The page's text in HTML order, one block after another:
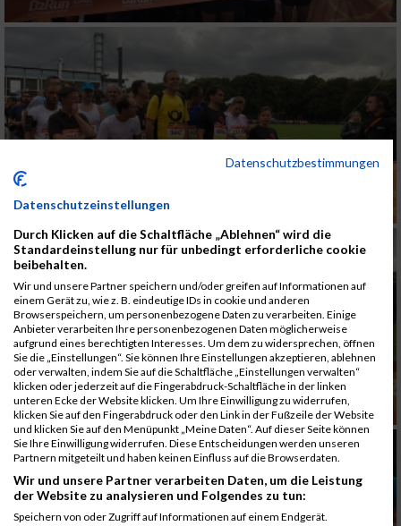
Datenschutzbestimmungen
Datenschutzeinstellungen
Durch Klicken auf die Schaltfläche „Ablehnen“ wird die
Standardeinstellung nur für unbedingt erforderliche cookie
beibehalten.
Wir und unsere Partner speichern und/oder greifen auf Informationen auf
einem Gerät zu, wie z. B. eindeutige IDs in cookie und anderen
Browserspeichern, um personenbezogene Daten zu verarbeiten. Einige
Anbieter verarbeiten Ihre personenbezogenen Daten möglicherweise
aufgrund eines berechtigten Interesses. Um dem zu widersprechen, öffnen
Sie die „Einstellungen“. Sie können Ihre Einstellungen akzeptieren, ablehnen
oder verwalten, indem Sie auf die Schaltfläche „Einstellungen verwalten“
klicken oder jederzeit auf die Fingerabdruck-Schaltfläche in der linken
unteren Ecke der Website klicken. Um Ihre Einwilligung zu widerrufen,
klicken Sie auf den Fingerabdruck oder den Link in der Fußzeile der Website
und klicken Sie auf den Menüpunkt „Meine Daten“. Auf dieser Seite können
Sie Ihre Einwilligung widerrufen. Diese Entscheidungen werden unseren
Partnern mitgeteilt und haben keinen Einfluss auf die Browserdaten.
Wir und unsere Partner verarbeiten Daten, um die Leistung
der Website zu analysieren und Folgendes zu tun:
Speichern von oder Zugriff auf Informationen auf einem Endgerät.